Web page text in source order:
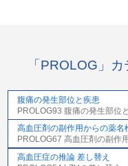
「PROLOG」
腹痛の発生部位と疾患
PROLOG93 腹痛の発生部位
高血圧剤の副作用からの薬名
PROLOG67 高血圧剤の副作
高血圧症の推論 差し替え